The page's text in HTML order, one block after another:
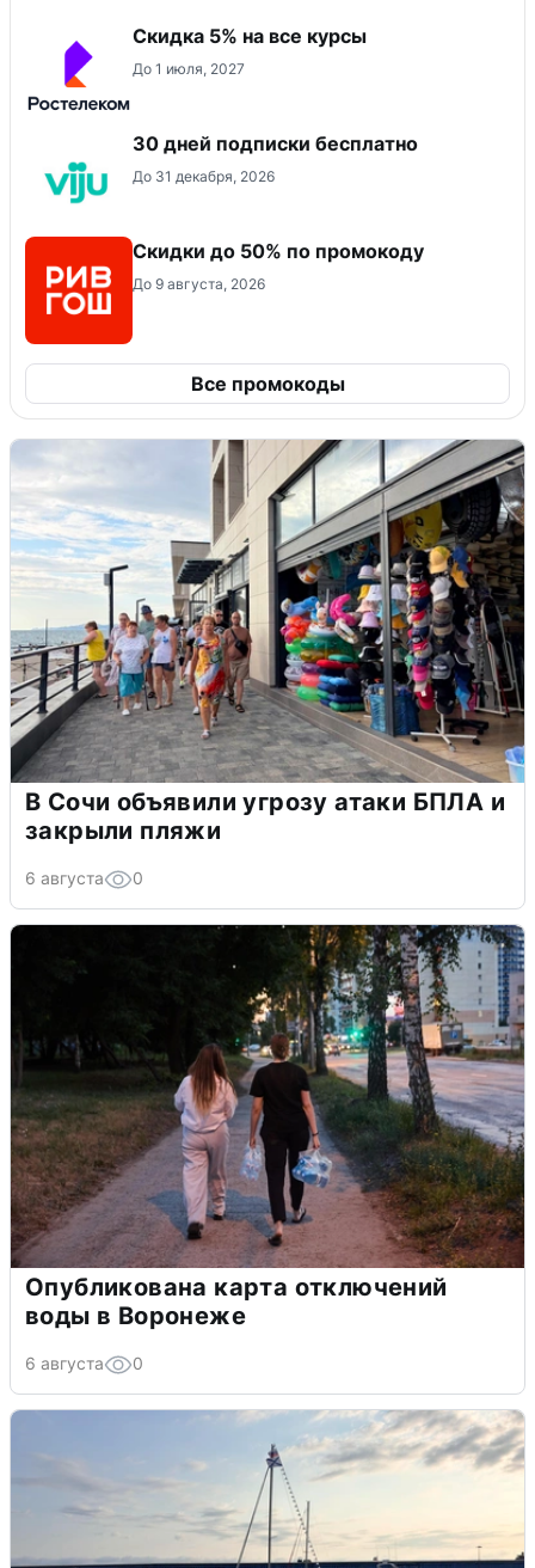
Скидка 5% на все курсы
До 1 июля, 2027
30 дней подписки бесплатно
До 31 декабря, 2026
Скидки до 50% по промокоду
До 9 августа, 2026
Все промокоды
В Сочи объявили угрозу атаки БПЛА и
закрыли пляжи
6 августа 0
Опубликована карта отключений
воды в Воронеже
6 августа 0